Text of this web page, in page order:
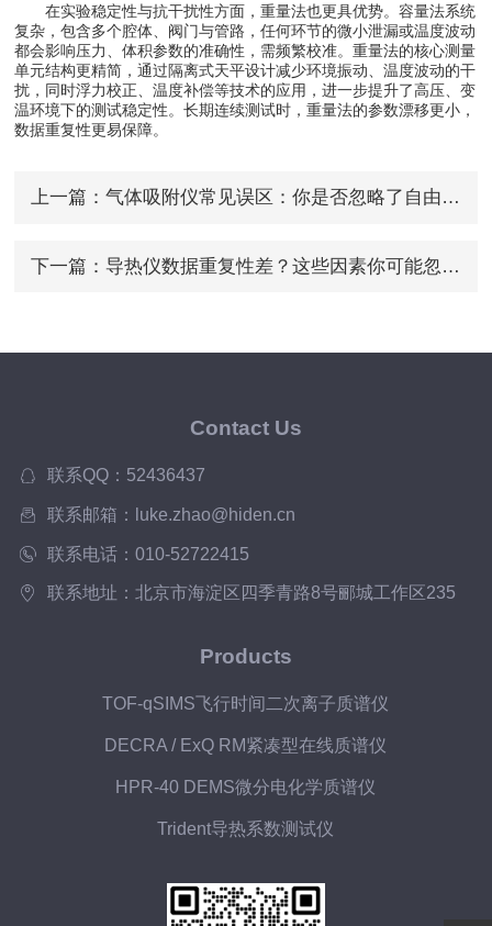
在实验稳定性与抗干扰性方面，重量法也更具优势。容量法系统
复杂，包含多个腔体、阀门与管路，任何环节的微小泄漏或温度波动
都会影响压力、体积参数的准确性，需频繁校准。重量法的核心测量
单元结构更精简，通过隔离式天平设计减少环境振动、温度波动的干
扰，同时浮力校正、温度补偿等技术的应用，进一步提升了高压、变
温环境下的测试稳定性。长期连续测试时，重量法的参数漂移更小，
数据重复性更易保障。
上一篇： 气体吸附仪常见误区：你是否忽略了自由体积校正？
下一篇： 导热仪数据重复性差？这些因素你可能忽略了
Contact Us
联系QQ：52436437
联系邮箱：luke.zhao@hiden.cn
联系电话：010-52722415
联系地址：北京市海淀区四季青路8号郦城工作区235
Products
TOF-qSIMS飞行时间二次离子质谱仪
DECRA / ExQ RM紧凑型在线质谱仪
HPR-40 DEMS微分电化学质谱仪
Trident导热系数测试仪